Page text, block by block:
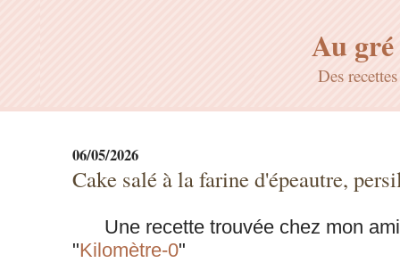
Au gré
Des
06/05/2026
Cake salé à la farine d'épeautre,
Une recette trouvée chez mon
"Kilomètre-0"